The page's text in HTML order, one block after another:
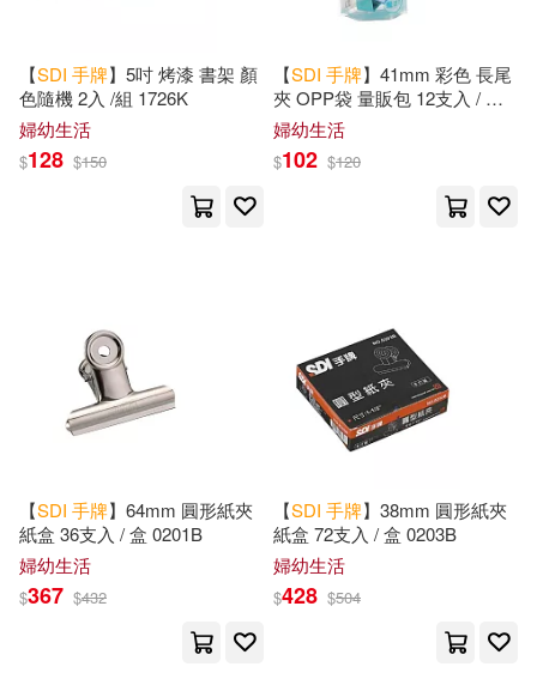
【SDI 手牌】5吋 烤漆 書架 顏
色隨機 2入 /組 1726K
婦幼生活
$128 $150
【SDI 手牌】41mm 彩色 長尾
夾 OPP袋 量販包 12支入 / 袋
0243VP
婦幼生活
$102 $120
【SDI 手牌】64mm 圓形紙夾
紙盒 36支入 / 盒 0201B
婦幼生活
$367 $432
【SDI 手牌】38mm 圓形紙夾
紙盒 72支入 / 盒 0203B
婦幼生活
$428 $504